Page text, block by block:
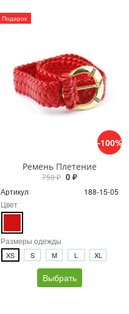
-100%
Подарок
Ремень Плетение
750 ₽ 0 ₽
Артикул
188-15-05
Цвет
Размеры одежды
XS S M L XL
Выбрать